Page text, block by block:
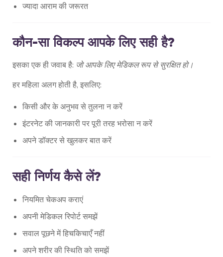
ज्यादा आराम की जरूरत
कौन-सा विकल्प आपके लिए सही है?
इसका एक ही जवाब है: जो आपके लिए मेडिकल रूप से सुरक्षित हो।
हर महिला अलग होती है, इसलिए:
किसी और के अनुभव से तुलना न करें
इंटरनेट की जानकारी पर पूरी तरह भरोसा न करें
अपने डॉक्टर से खुलकर बात करें
सही निर्णय कैसे लें?
नियमित चेकअप कराएं
अपनी मेडिकल रिपोर्ट समझें
सवाल पूछने में हिचकिचाएँ नहीं
अपने शरीर की स्थिति को समझें